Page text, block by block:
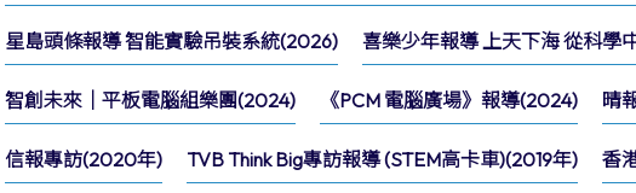
星島頭條報導 智能實驗吊裝系統(2026) 喜樂少年報導 上天下海 從科學
智創未來｜平板電腦組樂團(2024) 《PCM 電腦廣場》報導(2024) 晴
信報專訪(2020年) TVB Think Big專訪報導 (STEM高卡車)(2019年) 香